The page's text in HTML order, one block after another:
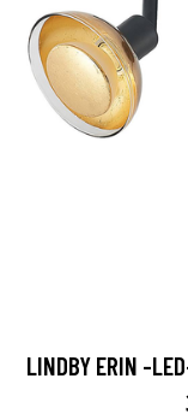
LINDBY ERIN -